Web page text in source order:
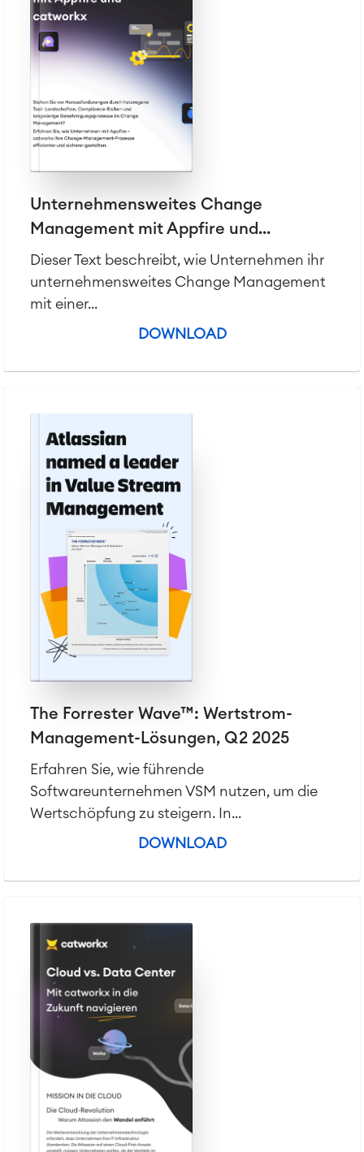
Agile & DevOps
DevOps
Requirements Management
Agile Development
Test Management
Technische Dokumentation
Service Management
Service Management Journey
Enterprise Service Management
Asset Management
Omnichannel Kundenservice
Industrielle Instandhaltung
Project & Work Management
Überstunden
LMS / eLearning
ERP Solutions
Knowledge & Information
Enterprise Wiki
Meetings
Social Intranet
Virtual Office
RESSOURCEN
■
■
■
Unternehmensweites Change
Management mit Appfire und...
Dieser Text beschreibt, wie Unternehmen ihr
unternehmensweites Change Management
mit einer...
DOWNLOAD
The Forrester Wave™: Wertstrom-
Management-Lösungen, Q2 2025
Erfahren Sie, wie führende
Softwareunternehmen VSM nutzen, um die
Wertschöpfung zu steigern. In...
DOWNLOAD